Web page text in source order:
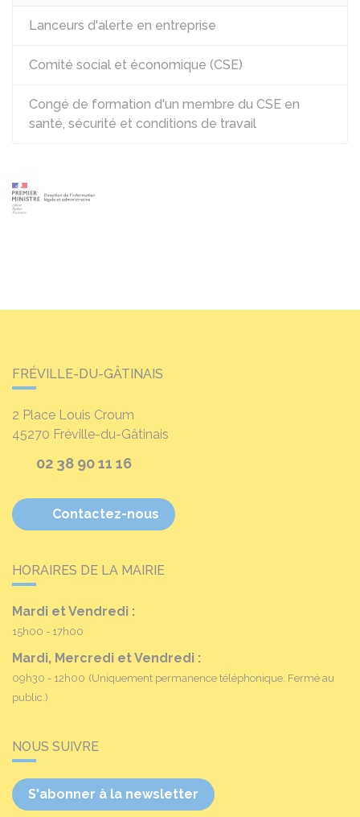
Lanceurs d'alerte en entreprise
Comité social et économique (CSE)
Congé de formation d'un membre du CSE en
santé, sécurité et conditions de travail
FRÉVILLE-DU-GÂTINAIS
2 Place Louis Croum
45270 Fréville-du-Gâtinais
02 38 90 11 16
Contactez-nous
HORAIRES DE LA MAIRIE
Mardi et Vendredi :
15h00 - 17h00
Mardi, Mercredi et Vendredi :
09h30 - 12h00 (Uniquement permanence téléphonique. Fermé au
public.)
NOUS SUIVRE
S'abonner à la newsletter